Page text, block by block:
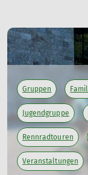
Gruppen
Jugendgruppe
Rennradtouren
Veranstaltungen